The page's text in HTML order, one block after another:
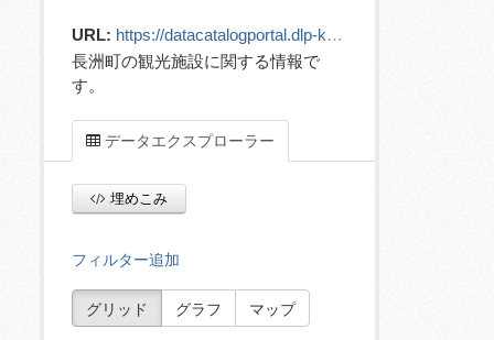
URL: https://datacatalogportal.dlp-kumamoto.jp/ckan/dataset/cd68634c-4bcd-4d2e-98c8-38b87d1a6f00/resource/71995f3d-fecf-41ab-aa6f-a93eb247339d/download/tourismfacility_.csv
長洲町の観光施設に関する情報で
す。
データエクスプローラー
埋めこみ
フィルター追加